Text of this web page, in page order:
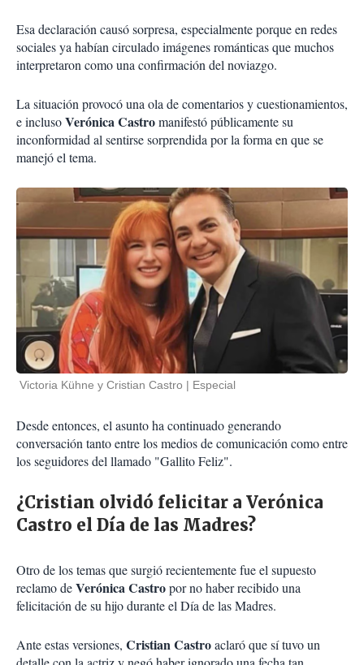
Esa declaración causó sorpresa, especialmente porque en redes
sociales ya habían circulado imágenes románticas que muchos
interpretaron como una confirmación del noviazgo.
La situación provocó una ola de comentarios y cuestionamientos,
e inclusoVerónica Castromanifestó públicamente su
inconformidad al sentirse sorprendida por la forma en que se
manejó el tema.
Victoria Kühne y Cristian Castro Especial
Desde entonces, el asunto ha continuado generando
conversación tanto entre los medios de comunicación como entre
los seguidores del llamado "Gallito Feliz".
¿Cristian olvidó felicitar a Verónica
Castro el Día de las Madres?
Otro de los temas que surgió recientemente fue el supuesto
reclamo deVerónica Castropor no haber recibido una
felicitación de su hijo durante el Día de las Madres.
Ante estas versiones, Cristian Castroaclaró que sí tuvo un